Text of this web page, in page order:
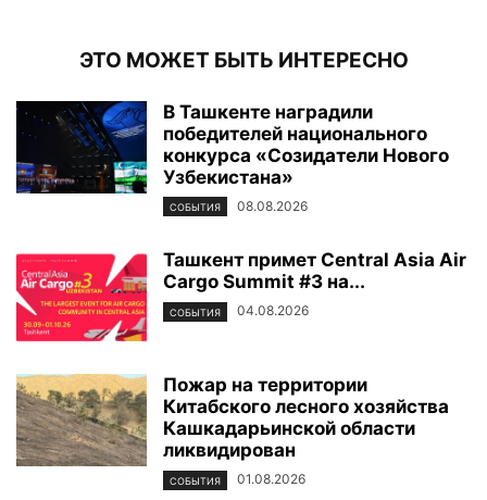
ЭТО МОЖЕТ БЫТЬ ИНТЕРЕСНО
В Ташкенте наградили
победителей национального
конкурса «Созидатели Нового
Узбекистана»
СОБЫТИЯ 08.08.2026
Ташкент примет Central Asia Air
Cargo Summit #3 на...
СОБЫТИЯ 04.08.2026
Пожар на территории
Китабского лесного хозяйства
Кашкадарьинской области
ликвидирован
СОБЫТИЯ 01.08.2026